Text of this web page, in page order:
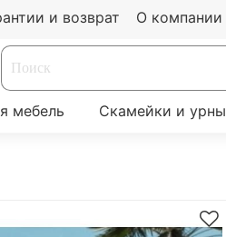
и возврат О компании
мебель Скамейки и урны